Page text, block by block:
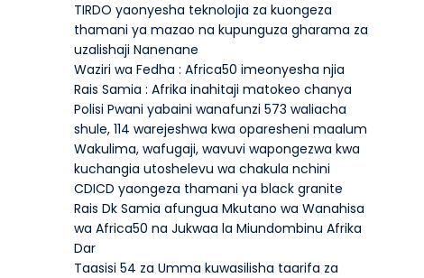
TIRDO yaonyesha teknolojia za kuongeza
thamani ya mazao na kupunguza gharama za
uzalishaji Nanenane
Waziri wa Fedha : Africa50 imeonyesha njia
Rais Samia : Afrika inahitaji matokeo chanya
Polisi Pwani yabaini wanafunzi 573 waliacha
shule, 114 warejeshwa kwa oparesheni maalum
Wakulima, wafugaji, wavuvi wapongezwa kwa
kuchangia utoshelevu wa chakula nchini
CDICD yaongeza thamani ya black granite
Rais Dk Samia afungua Mkutano wa Wanahisa
wa Africa50 na Jukwaa la Miundombinu Afrika
Dar
Taasisi 54 za Umma kuwasilisha taarifa za